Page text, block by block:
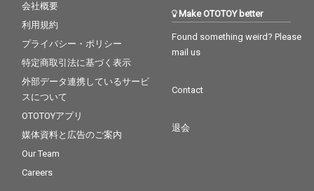
会社概要
利用規約
プライバシー・ポリシー
特定商取引法に基づく表示
外部データ連携しているサービ
スについて
OTOTOYアプリ
媒体資料と広告のご案内
Our Team
Careers
Make OTOTOY better
Found something weird? Please
mail us
Contact
退会